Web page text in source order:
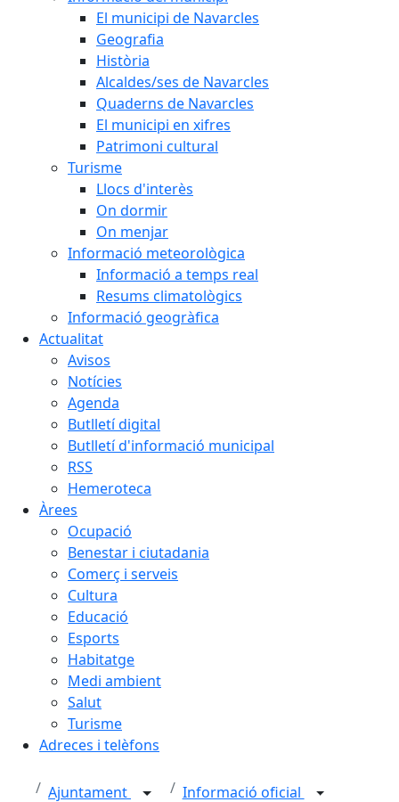
El municipi de Navarcles
Geografia
Història
Alcaldes/ses de Navarcles
Quaderns de Navarcles
El municipi en xifres
Patrimoni cultural
Turisme
Llocs d'interès
On dormir
On menjar
Informació meteorològica
Informació a temps real
Resums climatològics
Informació geogràfica
Actualitat
Avisos
Notícies
Agenda
Butlletí digital
Butlletí d'informació municipal
RSS
Hemeroteca
Àrees
Ocupació
Benestar i ciutadania
Comerç i serveis
Cultura
Educació
Esports
Habitatge
Medi ambient
Salut
Turisme
Adreces i telèfons
Ajuntament
Informació oficial